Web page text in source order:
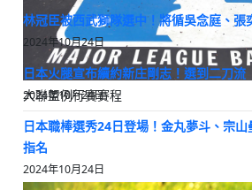
大聯盟例行賽賽程
林冠臣被西武獅隊選中！將循吳念庭、張
2024年10月24日
日本火腿宣布續約新庄剛志！選到二刀流
2024年10月24日
日本職棒選秀24日登場！金丸夢斗、宗
指名
2024年10月24日